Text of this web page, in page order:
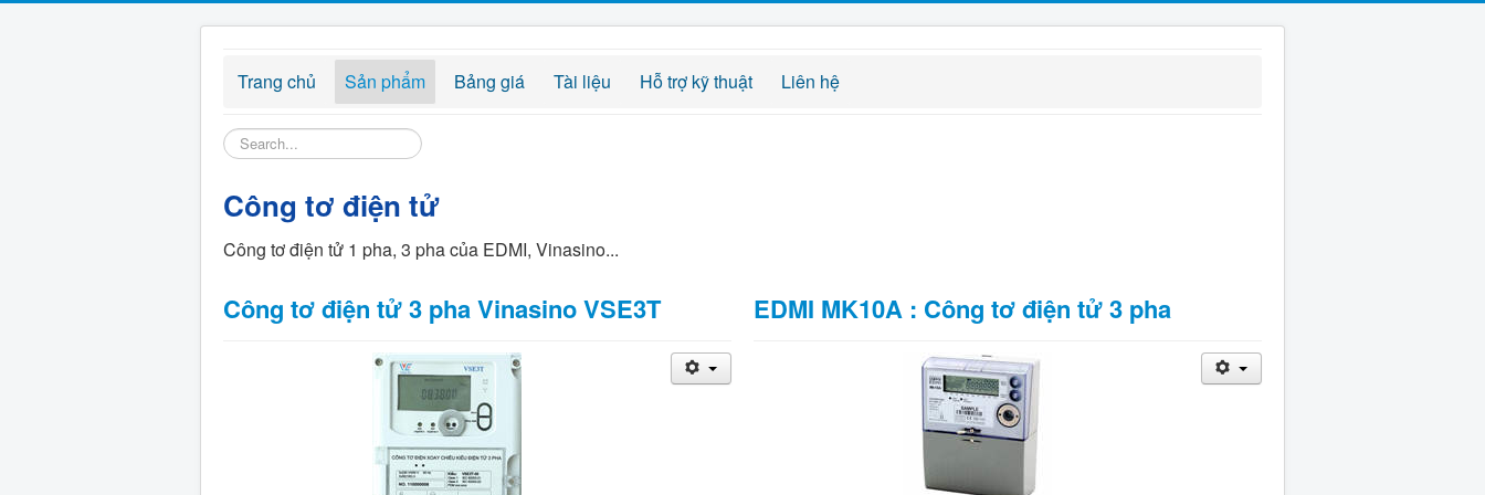
Trang chủ Sản phẩm Bảng giá Tài liệu Hỗ trợ kỹ thuật Liên hệ
Tìm
kiếm...
Công tơ điện tử
Công tơ điện tử 1 pha, 3 pha của EDMI, Vinasino...
Công tơ điện tử 3 pha Vinasino VSE3T EDMI MK10A : Công tơ điện tử 3 pha